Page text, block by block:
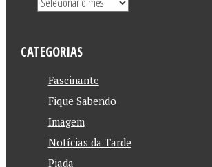
CATEGORIAS
Fascinante
Fique Sabendo
Imagem
Notícias da Tarde
Piada